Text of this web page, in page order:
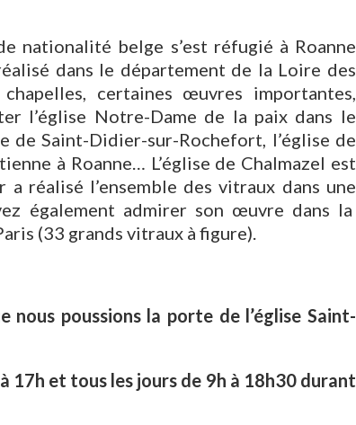
nationalité belge s’est réfugié à Roanne
dans le département de la Loire des
certaines œuvres importantes,
l’église Notre-Dame de la paix dans le
de Saint-Didier-sur-Rochefort, l’église de
à Roanne… L’église de Chalmazel est
réalisé l’ensemble des vitraux dans une
également admirer son œuvre dans la
(33 grands vitraux à figure).
poussions la porte de l’église Saint-
17h et tous les jours de 9h à 18h30 durant